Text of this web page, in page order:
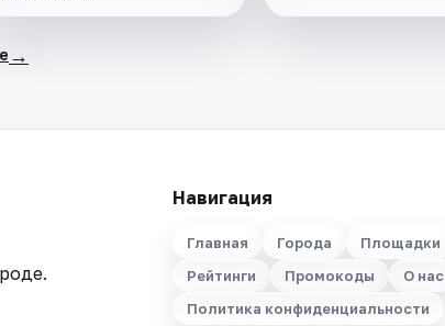
→
Навигация
Главная Города Площадки
Рейтинги
Промокоды О нас
Политика конфиденциальности